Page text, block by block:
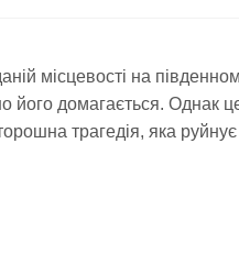
місцевості на
його домагається. Однак
трагедія, яка